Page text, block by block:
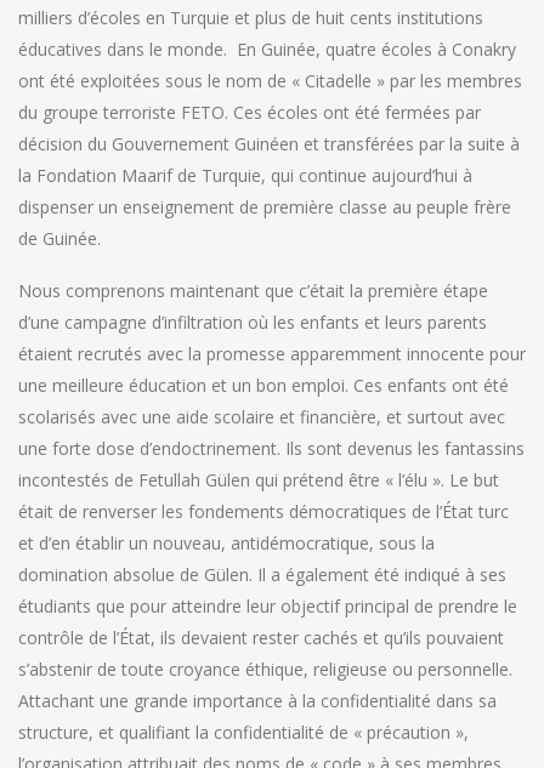
milliers d’écoles en Turquie et plus de huit cents institutions
éducatives dans le monde. En Guinée, quatre écoles à Conakry
ont été exploitées sous le nom de « Citadelle » par les membres
du groupe terroriste FETO. Ces écoles ont été fermées par
décision du Gouvernement Guinéen et transférées par la suite à
la Fondation Maarif de Turquie, qui continue aujourd’hui à
dispenser un enseignement de première classe au peuple frère
de Guinée.
Nous comprenons maintenant que c’était la première étape
d’une campagne d’infiltration où les enfants et leurs parents
étaient recrutés avec la promesse apparemment innocente pour
une meilleure éducation et un bon emploi. Ces enfants ont été
scolarisés avec une aide scolaire et financière, et surtout avec
une forte dose d’endoctrinement. Ils sont devenus les fantassins
incontestés de Fetullah Gülen qui prétend être « l’élu ». Le but
était de renverser les fondements démocratiques de l’État turc
et d’en établir un nouveau, antidémocratique, sous la
domination absolue de Gülen. Il a également été indiqué à ses
étudiants que pour atteindre leur objectif principal de prendre le
contrôle de l’État, ils devaient rester cachés et qu’ils pouvaient
s’abstenir de toute croyance éthique, religieuse ou personnelle.
Attachant une grande importance à la confidentialité dans sa
structure, et qualifiant la confidentialité de « précaution »,